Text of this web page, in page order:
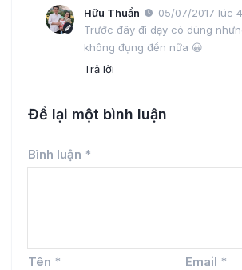
Hữu Thuần
05/07/2017 lúc
Trước đây đi dạy có dùng
không đụng đến nữa 😀
Trả lời
Để lại một bình luận
Bình luận *
Tên * Email *